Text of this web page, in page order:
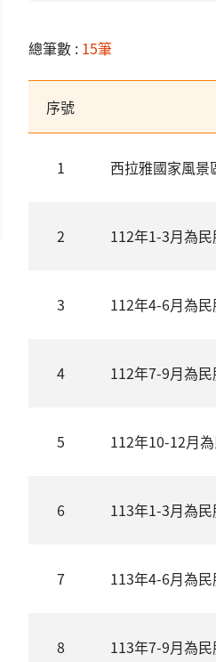
總筆數 : 15筆
序號
1 西拉雅國家風景
2 112年1-3月為
3 112年4-6月為
4 112年7-9月為
5 112年10-12月
6 113年1-3月為
7 113年4-6月為
8 113年7-9月為